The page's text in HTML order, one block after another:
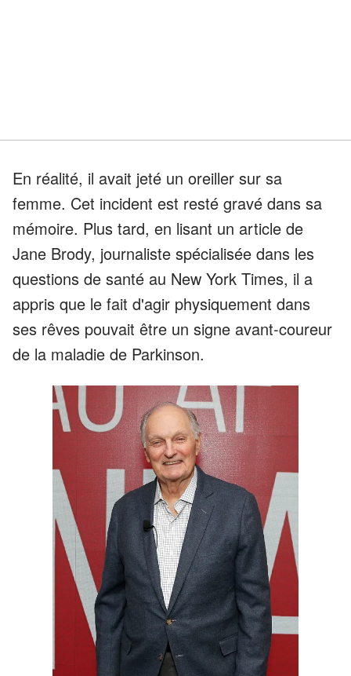
En réalité, il avait jeté un oreiller sur sa
femme. Cet incident est resté gravé dans sa
mémoire. Plus tard, en lisant un article de
Jane Brody, journaliste spécialisée dans les
questions de santé au New York Times, il a
appris que le fait d'agir physiquement dans
ses rêves pouvait être un signe avant-coureur
de la maladie de Parkinson.